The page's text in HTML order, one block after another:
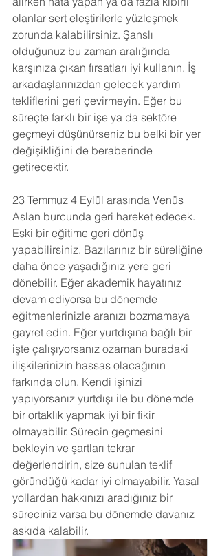
olanlar sert eleştirilerle yüzleşmek
zorunda kalabilirsiniz. Şanslı
olduğunuz bu zaman aralığında
karşınıza çıkan fırsatları iyi kullanın. İş
arkadaşlarınızdan gelecek yardım
tekliflerini geri çevirmeyin. Eğer bu
süreçte farklı bir işe ya da sektöre
geçmeyi düşünürseniz bu belki bir yer
değişikliğini de beraberinde
getirecektir.
23 Temmuz 4 Eylül arasında Venüs
Aslan burcunda geri hareket edecek.
Eski bir eğitime geri dönüş
yapabilirsiniz. Bazılarınız bir süreliğine
daha önce yaşadığınız yere geri
dönebilir. Eğer akademik hayatınız
devam ediyorsa bu dönemde
eğitmenlerinizle aranızı bozmamaya
gayret edin. Eğer yurtdışına bağlı bir
işte çalışıyorsanız ozaman buradaki
ilişkilerinizin hassas olacağının
farkında olun. Kendi işinizi
yapıyorsanız yurtdışı ile bu dönemde
bir ortaklık yapmak iyi bir fikir
olmayabilir. Sürecin geçmesini
bekleyin ve şartları tekrar
değerlendirin, size sunulan teklif
göründüğü kadar iyi olmayabilir. Yasal
yollardan hakkınızı aradığınız bir
süreciniz varsa bu dönemde davanız
askıda kalabilir.